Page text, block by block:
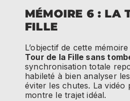
MÉMOIRE 6 : LA
FILLE
L’objectif de cette
Tour de la Fille sans
synchronisation totale
habileté à bien analyser
éviter les chutes. La vidéo
montre le trajet idéal.